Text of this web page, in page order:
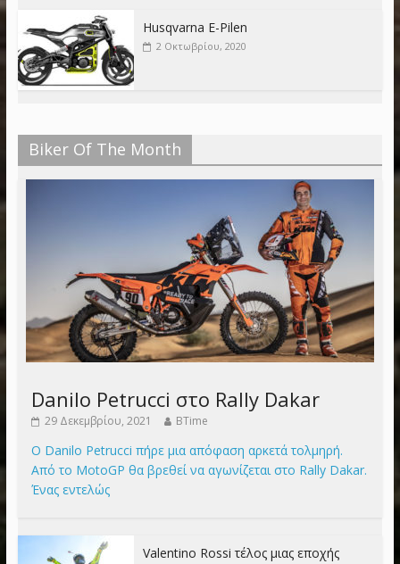
Husqvarna E-Pilen
2 Οκτωβρίου, 2020
Biker Of The Month
Danilo Petrucci στο Rally Dakar
29 Δεκεμβρίου, 2021 BTime
Ο Danilo Petrucci πήρε μια απόφαση αρκετά τολμηρή.
Από το MotoGP θα βρεθεί να αγωνίζεται στο Rally Dakar.
Ένας εντελώς
Valentino Rossi τέλος μιας εποχής